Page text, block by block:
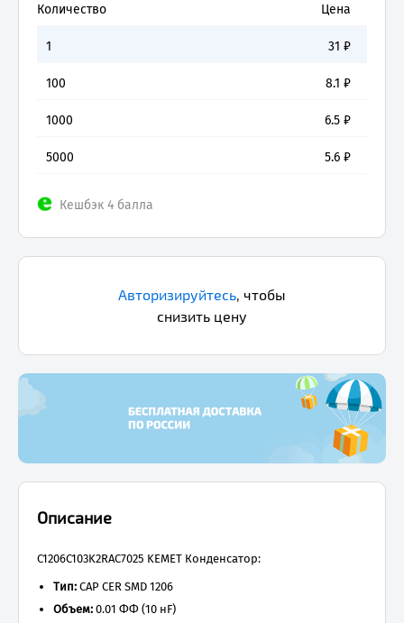
Количество Цена
1 31 ₽
100 8.1 ₽
1000 6.5 ₽
5000 5.6 ₽
Кешбэк 4 балла
Авторизируйтесь, чтобы
снизить цену
Описание
C1206C103K2RAC7025 KEMET Конденсатор:
Тип: CAP CER SMD 1206
Объем: 0.01 ФФ (10 нF)